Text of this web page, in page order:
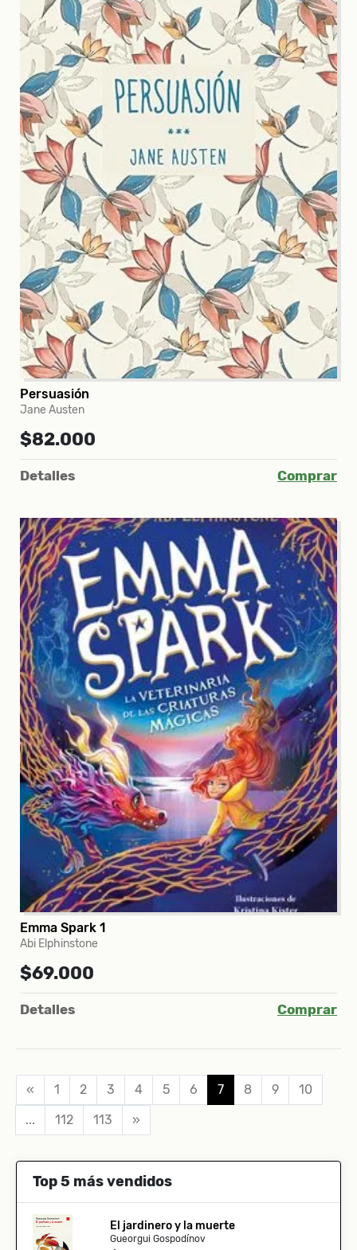
Top 5 más vendidos
El jardinero y la muerte
Gueorgui Gospodínov
Persuasión
Jane Austen
$82.000
Detalles Comprar
Emma Spark 1
Abi Elphinstone
$69.000
Detalles Comprar
« 1 2 3 4 5 6 7 8 9
10
...
112 113 »